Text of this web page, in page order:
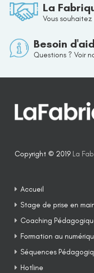
La
Vous
Besoin
Questions ? Voir
Copyright © 2019 La
Accueil
Stage de prise en
Coaching
Formation au
Séquences
Hotline